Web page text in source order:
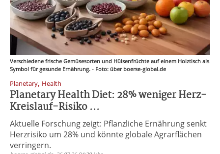
Verschiedene frische Gemüsesorten und Hülsenfrüchte auf einem Holztisch als
Symbol für gesunde Ernährung. - Foto: über boerse-global.de
Planetary, Health
Planetary Health Diet: 28% weniger Herz-
Kreislauf-Risiko ...
Aktuelle Forschung zeigt: Pflanzliche Ernährung senkt
Herzrisiko um 28% und könnte globale Agrarflächen
verringern.